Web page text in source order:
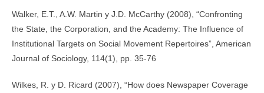
Walker, E.T., A.W. Martin y J.D. McCarthy (2008), “Confronting
the State, the Corporation, and the Academy: The Influence of
Institutional Targets on Social Movement Repertoires”, American
Journal of Sociology, 114(1), pp. 35-76
Wilkes, R. y D. Ricard (2007), “How does Newspaper Coverage